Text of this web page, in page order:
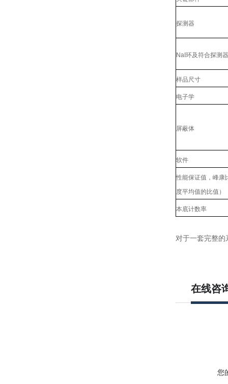
探测器
NaI环及符合探测器
样品尺寸
电子学
屏蔽体
软件
性能保证值，峰康
度平均值的比值）
本底计数率
对于一套完整
在线咨
您